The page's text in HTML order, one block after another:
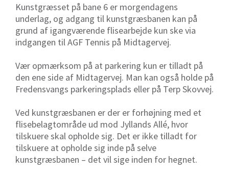
Kunstgræsset på bane 6 er morgendagens
underlag, og adgang til kunstgræsbanen kan på
grund af igangværende flisearbejde kun ske via
indgangen til AGF Tennis på Midtagervej.
Vær opmærksom på at parkering kun er tilladt på
den ene side af Midtagervej. Man kan også holde på
Fredensvangs parkeringsplads eller på Terp Skovvej.
Ved kunstgræsbanen er der er forhøjning med et
flisebelagtområde ud mod Jyllands Allé, hvor
tilskuere skal opholde sig. Det er ikke tilladt for
tilskuere at opholde sig inde på selve
kunstgræsbanen – det vil sige inden for hegnet.